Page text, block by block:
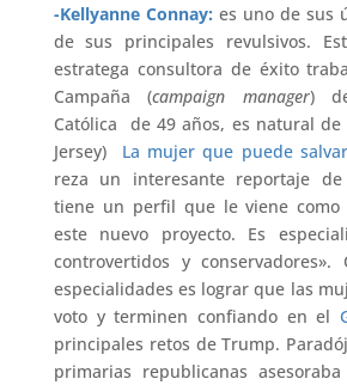
-Kellyanne Connay: es uno de sus
de sus principales revulsivos.
estratega consultora de éxito
Campaña (campaign manager)
Católica de 49 años, es natural de
Jersey) La mujer que puede
reza un interesante reportaje de
tiene un perfil que le viene
este nuevo proyecto. Es
controvertidos y
especialidades es lograr que las
voto y terminen confiando en el
principales retos de Trump.
primarias republicanas